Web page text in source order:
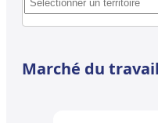
Marché du